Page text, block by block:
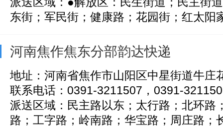
东街；军民街；健康路；花园街；红太阳
河南焦作焦东分部韵达快递
地址：河南省焦作市山阳区中星街道牛庄
联系电话：0391-3211507，0391-
派送区域：民主路以东；太行路；北环路
路；工字路；岭南路；华宝路；周庄路；